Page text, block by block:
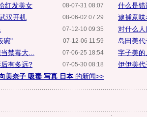
08-07-31 08:07
红发美女
08-06-02 07:29
汉开机
07-12-10 09:35
07-12-06 11:59
碗"
07-06-25 18:54
禁毒大...
07-05-30 08:18
有多远?
美奈子 吸毒 写真 日本的新闻>>
什么是
逮捕意味
对什么
岛田美代
字子美
伊伊美